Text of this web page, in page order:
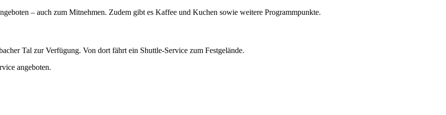
– auch zum Mitnehmen. Zudem gibt es Kaffee und Kuchen sowie weitere Programmpunkte.
Tal zur Verfügung. Von dort fährt ein Shuttle-Service zum Festgelände.
angeboten.